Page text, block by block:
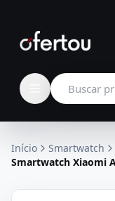
Buscar
Início
Smartwatch
Smartwatch Xiaomi